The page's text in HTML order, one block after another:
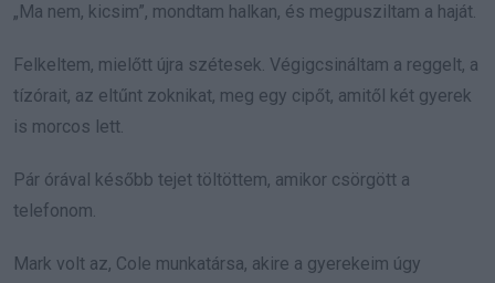
„Ma nem, kicsim”, mondtam halkan, és megpusziltam a haját.
Felkeltem, mielőtt újra szétesek. Végigcsináltam a reggelt, a
tízórait, az eltűnt zoknikat, meg egy cipőt, amitől két gyerek
is morcos lett.
Pár órával később tejet töltöttem, amikor csörgött a
telefonom.
Mark volt az, Cole munkatársa, akire a gyerekeim úgy